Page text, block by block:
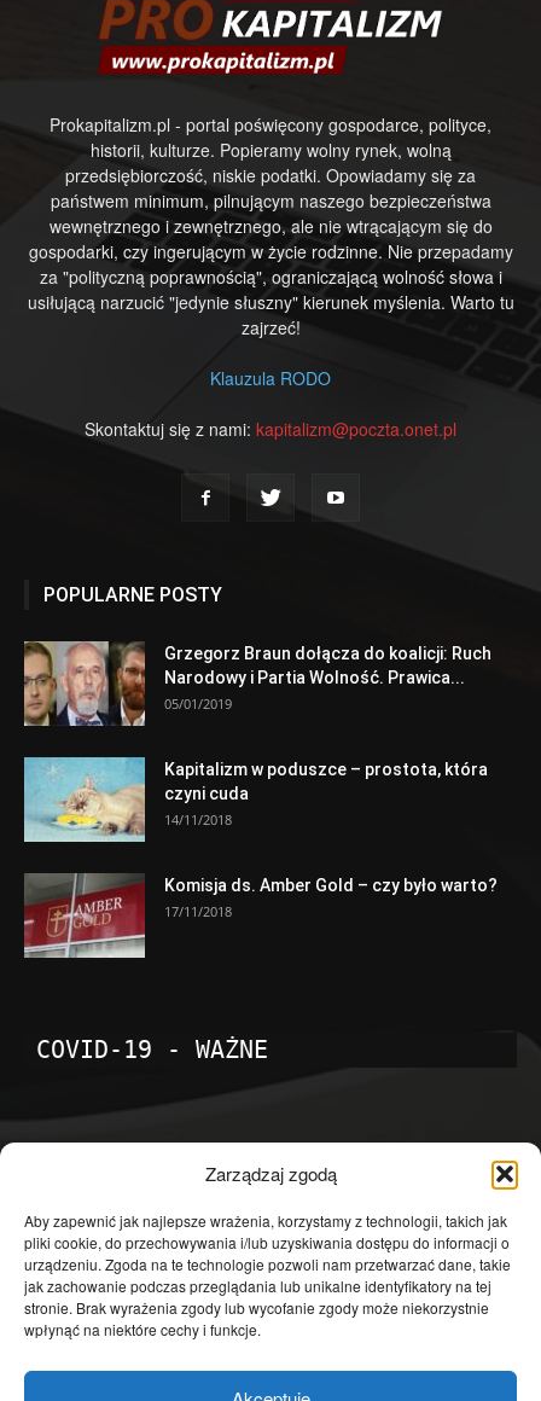
Zarządzaj zgodą
Aby zapewnić jak najlepsze wrażenia, korzystamy z technologii, takich jak
pliki cookie, do przechowywania i/lub uzyskiwania dostępu do informacji o
urządzeniu. Zgoda na te technologie pozwoli nam przetwarzać dane, takie
jak zachowanie podczas przeglądania lub unikalne identyfikatory na tej
stronie. Brak wyrażenia zgody lub wycofanie zgody może niekorzystnie
wpłynąć na niektóre cechy i funkcje.
Prokapitalizm.pl - portal poświęcony gospodarce, polityce,
historii, kulturze. Popieramy wolny rynek, wolną
przedsiębiorczość, niskie podatki. Opowiadamy się za
państwem minimum, pilnującym naszego bezpieczeństwa
wewnętrznego i zewnętrznego, ale nie wtrącającym się do
gospodarki, czy ingerującym w życie rodzinne. Nie przepadamy
za "polityczną poprawnością", ograniczającą wolność słowa i
usiłującą narzucić "jedynie słuszny" kierunek myślenia. Warto tu
zajrzeć!
Klauzula RODO
Skontaktuj się z nami: kapitalizm@poczta.onet.pl
POPULARNE POSTY
Grzegorz Braun dołącza do koalicji: Ruch
Narodowy i Partia Wolność. Prawica...
05/01/2019
Kapitalizm w poduszce – prostota, która
czyni cuda
14/11/2018
Komisja ds. Amber Gold – czy było warto?
17/11/2018
COVID-19 - WAŻNE
Temat dnia
4601
Publicystyka
4363
Polityka
3639
Polska
Społeczeństwo
2823